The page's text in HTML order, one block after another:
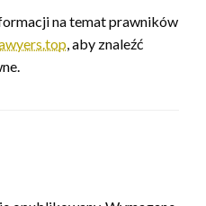
na temat prawników
, aby znaleźć